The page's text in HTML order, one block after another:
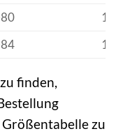
finden,
zu